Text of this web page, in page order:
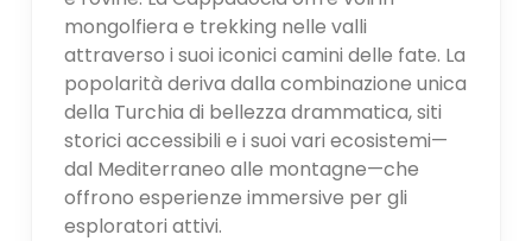
mongolfiera e trekking nelle valli
attraverso i suoi iconici camini delle fate. La
popolarità deriva dalla combinazione unica
della Turchia di bellezza drammatica, siti
storici accessibili e i suoi vari ecosistemi—
dal Mediterraneo alle montagne—che
offrono esperienze immersive per gli
esploratori attivi.